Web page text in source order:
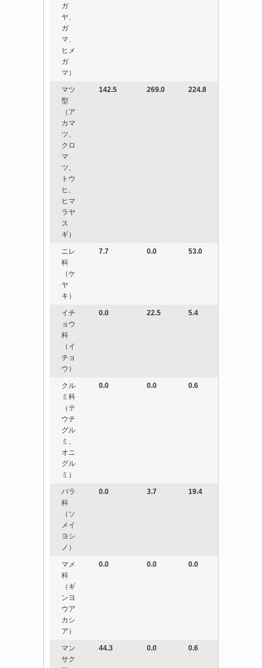
ガ
ヤ、
ガ
マ、
ヒメ
ガ
マ）
マツ
型
（ア
カマ
ツ、
クロ
マ
ツ、
トウ
ヒ、
ヒマ
ラヤ
ス
ギ）
142.5 269.0 224.8
ニレ
科
（ケ
ヤ
キ）
7.7 0.0 53.0
イチ
ョウ
科
（イ
チョ
ウ）
0.0 22.5 5.4
クル
ミ科
（テ
ウチ
グル
ミ、
オニ
グル
ミ）
0.0 0.0 0.6
バラ
科
（ソ
メイ
ヨシ
ノ）
0.0 3.7 19.4
マメ
科
（ギ
ンヨ
ウア
カシ
ア）
0.0 0.0 0.0
マン
サク
44.3 0.0 0.6